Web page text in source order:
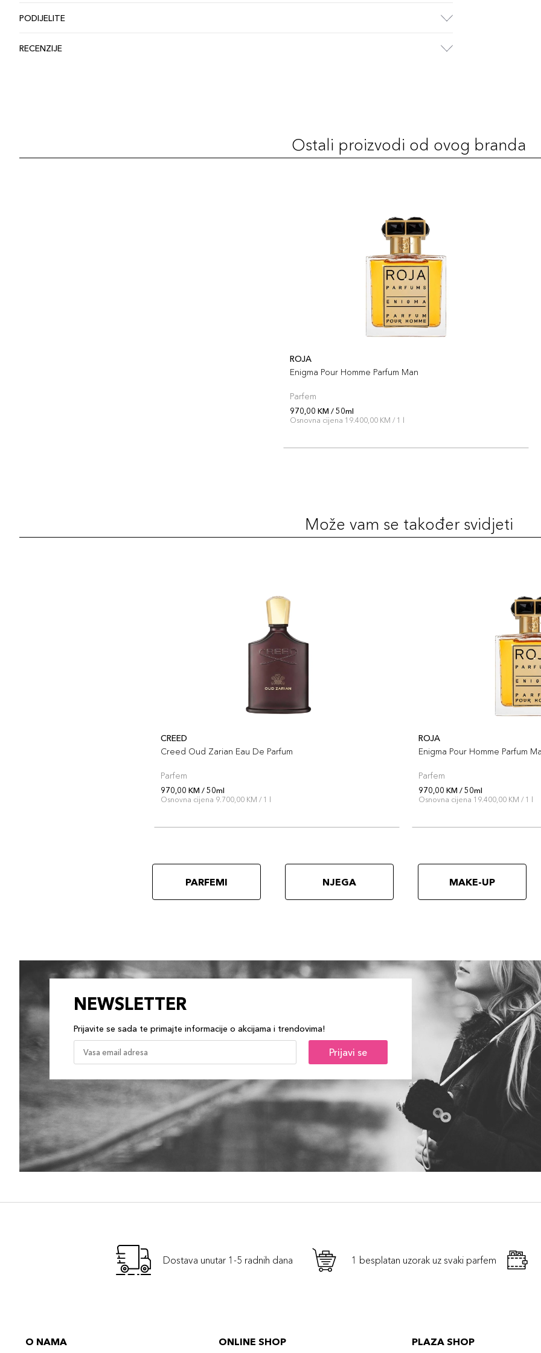
PODIJELITE
RECENZIJE
Ostali proizvodi od ovog branda
ROJA
Enigma Pour Homme Parfum Man
Parfem
970,00 KM / 50ml
Osnovna cijena 19.400,00 KM / 1 l
Može vam se također svidjeti
CREED
Creed Oud Zarian Eau De Parfum
Parfem
970,00 KM / 50ml
Osnovna cijena 9.700,00 KM / 1 l
ROJA
Enigma Pour Homme Parfum
Parfem
970,00 KM / 50ml
Osnovna cijena 19.400,00 KM / 1 l
PARFEMI NJEGA MAKE-UP
NEWSLETTER
Prijavite se sada te primajte informacije o akcijama i trendovima!
Prijavi se
Dostava unutar 1-5 radnih dana 1 besplatan uzorak uz svaki parfem
O NAMA ONLINE SHOP PLAZA SHOP